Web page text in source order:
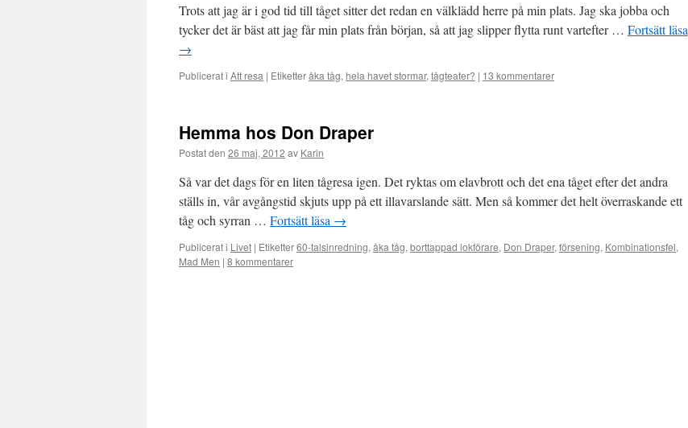
Trots att jag är i god tid till tåget sitter det redan en välklädd herre på min plats. Jag ska jobba och
tycker det är bäst att jag får min plats från början, så att jag slipper flytta runt vartefter … Fortsätt läsa
→
Publicerat i Att resa | Etiketteråka tåg, hela havet stormar, tågteater? | 13 kommentarer
Hemma hos Don Draper
Postat den 26 maj, 2012 av Karin
Så var det dags för en liten tågresa igen. Det ryktas om elavbrott och det ena tåget efter det andra
ställs in, vår avgångstid skjuts upp på ett illavarslande sätt. Men så kommer det helt överraskande ett
tåg och syrran … Fortsätt läsa →
Publicerat i Livet | Etiketter60-talsinredning, åka tåg, borttappad lokförare, Don Draper, försening, Kombinationsfel,
Mad Men | 8 kommentarer